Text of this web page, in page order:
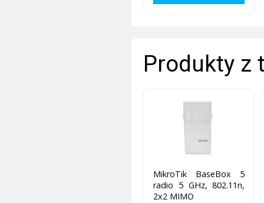
Produkty z
MikroTik BaseBox 5
radio 5 GHz, 802.11n,
2x2 MIMO